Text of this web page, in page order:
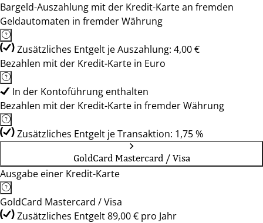
Bargeld-Auszahlung mit der Kredit-Karte an fremden
Geldautomaten in fremder Währung
Zusätzliches Entgelt je Auszahlung: 4,00 €
Bezahlen mit der Kredit-Karte in Euro
In der Kontoführung enthalten
Bezahlen mit der Kredit-Karte in fremder Währung
Zusätzliches Entgelt je Transaktion: 1,75 %
GoldCard Mastercard / Visa
Ausgabe einer Kredit-Karte
GoldCard Mastercard / Visa
Zusätzliches Entgelt 89,00 € pro Jahr